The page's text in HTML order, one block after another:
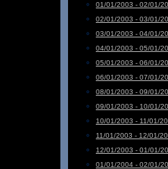
01/01/2003 - 02/01/
02/01/2003 - 03/01/
03/01/2003 - 04/01/
04/01/2003 - 05/01/
05/01/2003 - 06/01/
06/01/2003 - 07/01/
08/01/2003 - 09/01/
09/01/2003 - 10/01/
10/01/2003 - 11/01/
11/01/2003 - 12/01/
12/01/2003 - 01/01/
01/01/2004 - 02/01/